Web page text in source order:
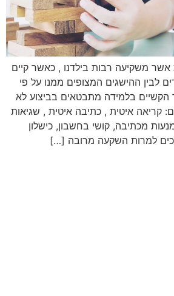
משקיעה רבות בילדנו , כאשר קיים
לבין ההישגים המצופים ממנו על פי
הקשיים בלמידה מתבטאים בביצוע לא
קריאה איטית , כתיבה איטית , שגיאות
מכתיבה, קושי בחשבון, כישלון
למרות השקעה מרובה […]